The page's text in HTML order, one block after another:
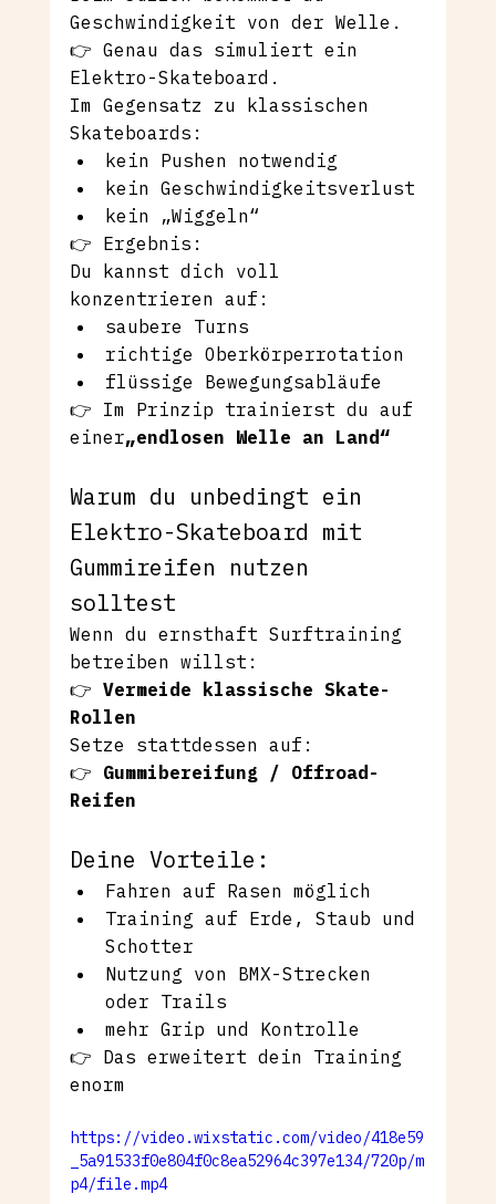
Geschwindigkeit von der Welle.
👉 Genau das simuliert ein
Elektro-Skateboard.
Im Gegensatz zu klassischen
Skateboards:
kein Pushen notwendig
kein Geschwindigkeitsverlust
kein „Wiggeln“
👉 Ergebnis:
Du kannst dich voll
konzentrieren auf:
saubere Turns
richtige Oberkörperrotation
flüssige Bewegungsabläufe
👉 Im Prinzip trainierst du auf
einer„endlosen Welle an Land“
Warum du unbedingt ein
Elektro-Skateboard mit
Gummireifen nutzen
solltest
Wenn du ernsthaft Surftraining
betreiben willst:
👉 Vermeide klassische Skate-
Rollen
Setze stattdessen auf:
👉 Gummibereifung / Offroad-
Reifen
Deine Vorteile:
Fahren auf Rasen möglich
Training auf Erde, Staub und
Schotter
Nutzung von BMX-Strecken
oder Trails
mehr Grip und Kontrolle
👉 Das erweitert dein Training
enorm
https://video.wixstatic.com/video/418e59
_5a91533f0e804f0c8ea52964c397e134/720p/m
p4/file.mp4